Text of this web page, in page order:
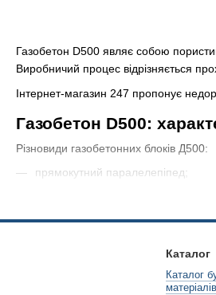
Газобетон D500 являє собою
Виробничий процес відрізняється
Інтернет-магазин 247 пропонує
Газобетон D500:
Різновиди газобетонних блоків Д500:
прямокутний паралелепіпед;
U-подібна продукція;
Щільність газобетону D500
Каталог
Каталог
матеріалів